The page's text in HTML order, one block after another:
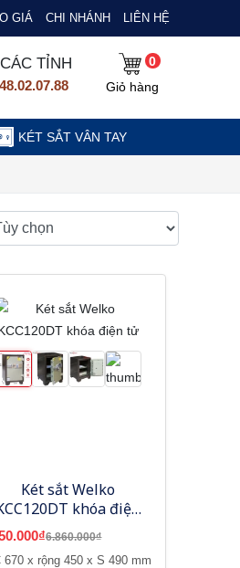
GIÁ CHI NHÁNH LIÊN HỆ
TỈNH
0
Giỏ hàng
KÉT SẮT VÂN TAY
Két sắt Welko
khóa điện
tử
6.860.000₫
670 x rộng 450 x S 490 mm